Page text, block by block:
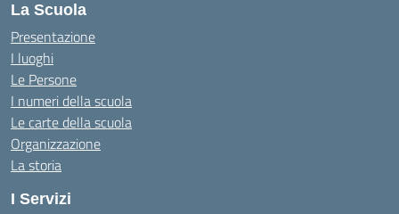
La Scuola
Presentazione
I luoghi
Le Persone
I numeri della scuola
Le carte della scuola
Organizzazione
La storia
I Servizi